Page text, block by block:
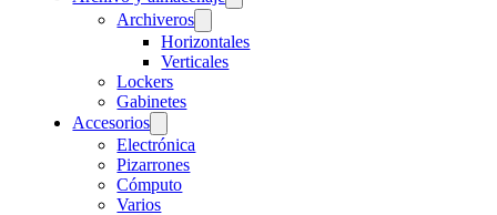
Archiveros
Horizontales
Verticales
Lockers
Gabinetes
Accesorios
Electrónica
Pizarrones
Cómputo
Varios